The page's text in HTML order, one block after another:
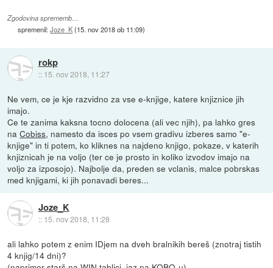
Zgodovina sprememb…
spremenil:Joze_K(15. nov 2018 ob 11:09)
rokp
:: 15. nov 2018, 11:27
Ne vem, ce je kje razvidno za vse e-knjige, katere knjiznice jih
imajo.
Ce te zanima kaksna tocno dolocena (ali vec njih), pa lahko gres
naCobiss, namesto da isces po vsem gradivu izberes samo "e-
knjige" in ti potem, ko kliknes na najdeno knjigo, pokaze, v katerih
knjiznicah je na voljo (ter ce je prosto in koliko izvodov imajo na
voljo za izposojo). Najbolje da, preden se vclanis, malce pobrskas
med knjigami, ki jih ponavadi beres...
Joze_K
:: 15. nov 2018, 11:28
ali lahko potem z enim IDjem na dveh bralnikih bereš (znotraj tistih
4 knjig/14 dni)?